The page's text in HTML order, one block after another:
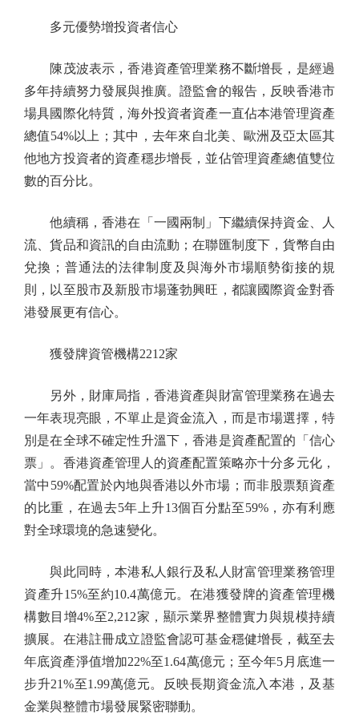
多元優勢增投資者信心
陳茂波表示，香港資產管理業務不斷增長，是經過
多年持續努力發展與推廣。證監會的報告，反映香港市
場具國際化特質，海外投資者資產一直佔本港管理資產
總值54%以上；其中，去年來自北美、歐洲及亞太區其
他地方投資者的資產穩步增長，並佔管理資產總值雙位
數的百分比。
他續稱，香港在「一國兩制」下繼續保持資金、人
流、貨品和資訊的自由流動；在聯匯制度下，貨幣自由
兌換；普通法的法律制度及與海外市場順勢銜接的規
則，以至股市及新股市場蓬勃興旺，都讓國際資金對香
港發展更有信心。
獲發牌資管機構2212家
另外，財庫局指，香港資產與財富管理業務在過去
一年表現亮眼，不單止是資金流入，而是市場選擇，特
別是在全球不確定性升溫下，香港是資產配置的「信心
票」。香港資產管理人的資產配置策略亦十分多元化，
當中59%配置於內地與香港以外市場；而非股票類資產
的比重，在過去5年上升13個百分點至59%，亦有利應
對全球環境的急速變化。
與此同時，本港私人銀行及私人財富管理業務管理
資產升15%至約10.4萬億元。在港獲發牌的資產管理機
構數目增4%至2,212家，顯示業界整體實力與規模持續
擴展。在港註冊成立證監會認可基金穩健增長，截至去
年底資產淨值增加22%至1.64萬億元；至今年5月底進一
步升21%至1.99萬億元。反映長期資金流入本港，及基
金業與整體市場發展緊密聯動。